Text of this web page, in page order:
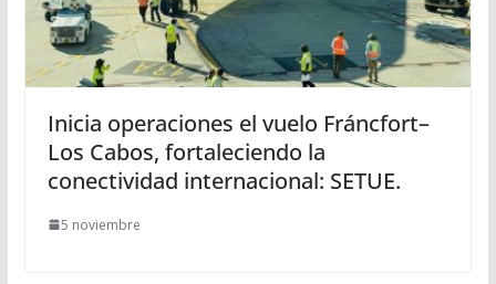
Inicia operaciones el vuelo Fráncfort–
Los Cabos, fortaleciendo la
conectividad internacional: SETUE.
5 noviembre